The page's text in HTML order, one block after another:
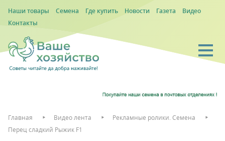
Наши товары Семена Где купить Новости Газета
Видео
Контакты
Главная Видео лента
Рекламные ролики. Семена
Перец сладкий Рыжик F1